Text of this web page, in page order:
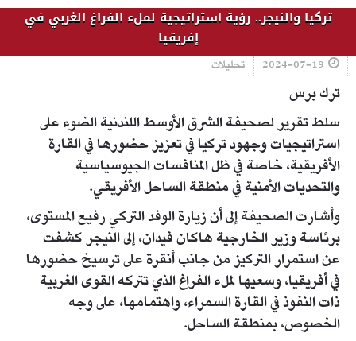
تركيا والنيجر.. رؤية استراتيجية لملء الفراغ الغربي في
إفريقيا
2024-07-19 تحليلات
ترك برس
سلط تقرير لصحيفة الشرق الأوسط اللندنية الضوء على
استراتيجيات وجهود تركيا في تعزيز حضورها في القارة
الأفريقية، خاصة في ظل المنافسات الجيوسياسية
والتحديات الأمنية في منطقة الساحل الأفريقي.
وأشارت الصحيفة إلى أن زيارة الوفد التركي رفيع المستوى،
برئاسة وزير الخارجية هاكان فيدان، إلى النيجر كشفت
عن استمرار التركيز من جانب أنقرة على ترسيخ حضورها
في أفريقيا، وسعيها لملء الفراغ الذي تتركه القوى الغربية
ذات النفوذ في القارة السمراء، واهتمامها، على وجه
الخصوص، بمنطقة الساحل.